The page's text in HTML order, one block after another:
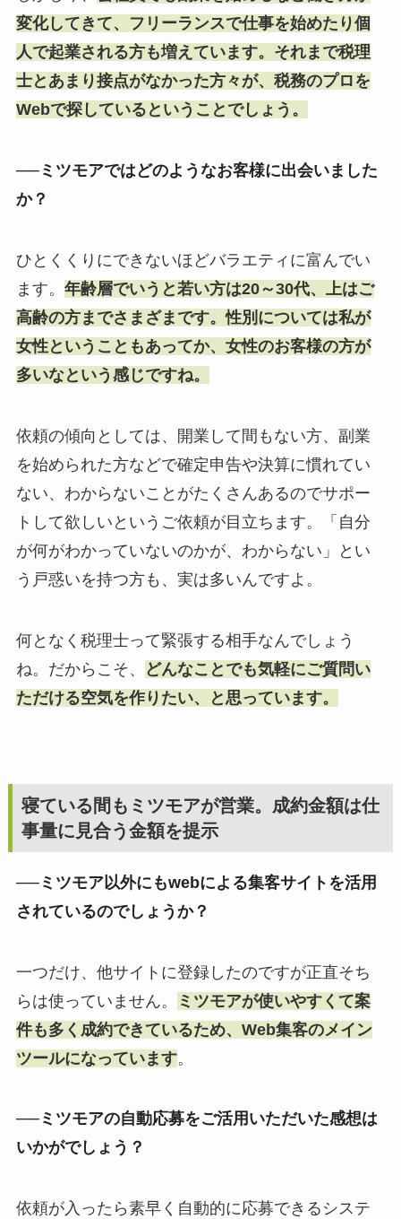
変化してきて、フリーランスで仕事を始めたり個
人で起業される方も増えています。それまで税理
士とあまり接点がなかった方々が、税務のプロを
Webで探しているということでしょう。
──ミツモアではどのようなお客様に出会いました
か？
ひとくくりにできないほどバラエティに富んでい
ます。 年齢層でいうと若い方は20～30代、上はご
高齢の方までさまざまです。性別については私が
女性ということもあってか、女性のお客様の方が
多いなという感じですね。
依頼の傾向としては、開業して間もない方、副業
を始められた方などで確定申告や決算に慣れてい
ない、わからないことがたくさんあるのでサポー
トして欲しいというご依頼が目立ちます。「自分
が何がわかっていないのかが、わからない」とい
う戸惑いを持つ方も、実は多いんですよ。
何となく税理士って緊張する相手なんでしょう
ね。だからこそ、
どんなことでも気軽にご質問い
ただける空気を作りたい、と思っています。
寝ている間もミツモアが営業。成約金額は仕
事量に見合う金額を提示
──ミツモア以外にもwebによる集客サイトを活用
されているのでしょうか？
一つだけ、他サイトに登録したのですが正直そち
らは使っていません。
ミツモアが使いやすくて案
件も多く成約できているため、Web集客のメイン
ツールになっています。
──ミツモアの自動応募をご活用いただいた感想は
いかがでしょう？
依頼が入ったら素早く自動的に応募できるシステ